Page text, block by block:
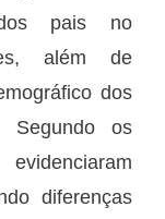
pais no
além de
dos
Segundo os
diferenças